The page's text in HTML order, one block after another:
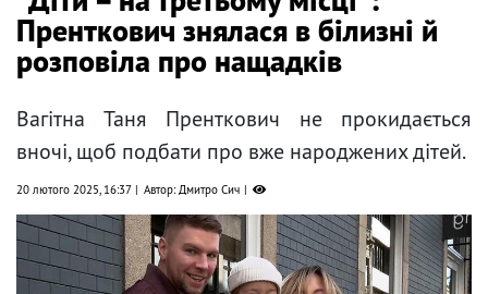
Пренткович знялася в білизні й
розповіла про нащадків
Вагітна Таня Пренткович не прокидається
вночі, щоб подбати про вже народжених дітей.
20 лютого 2025, 16:37 Автор: Дмитро Сич